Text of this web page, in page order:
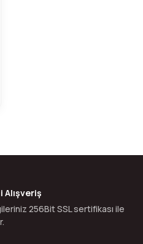
Alışveriş
256Bit SSL sertifikası ile